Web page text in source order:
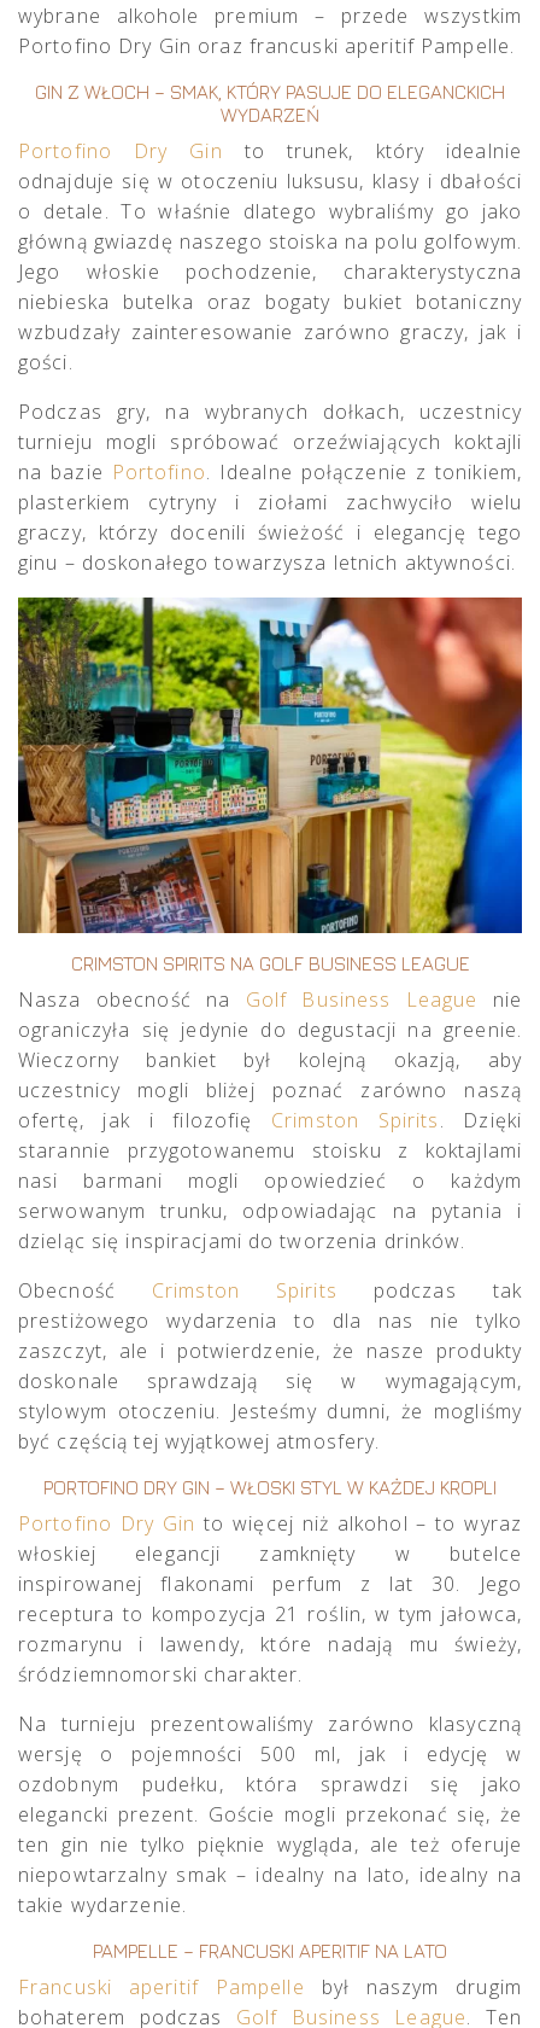
wybrane alkohole premium – przede wszystkim
Portofino Dry Gin oraz francuski aperitif Pampelle.
GIN Z WŁOCH – SMAK, KTÓRY PASUJE DO ELEGANCKICH
WYDARZEŃ
Portofino Dry Gin to trunek, który idealnie
odnajduje się w otoczeniu luksusu, klasy i dbałości
o detale. To właśnie dlatego wybraliśmy go jako
główną gwiazdę naszego stoiska na polu golfowym.
Jego włoskie pochodzenie, charakterystyczna
niebieska butelka oraz bogaty bukiet botaniczny
wzbudzały zainteresowanie zarówno graczy, jak i
gości.
Podczas gry, na wybranych dołkach, uczestnicy
turnieju mogli spróbować orzeźwiających koktajli
na bazie Portofino. Idealne połączenie z tonikiem,
plasterkiem cytryny i ziołami zachwyciło wielu
graczy, którzy docenili świeżość i elegancję tego
ginu – doskonałego towarzysza letnich aktywności.
CRIMSTON SPIRITS NA GOLF BUSINESS LEAGUE
Nasza obecność na Golf Business League
nie
ograniczyła się jedynie do degustacji na greenie.
Wieczorny bankiet był kolejną okazją, aby
uczestnicy mogli bliżej poznać zarówno naszą
ofertę, jak i filozofię Crimston Spirits. Dzięki
starannie przygotowanemu stoisku z koktajlami
nasi barmani mogli opowiedzieć o każdym
serwowanym trunku, odpowiadając na pytania i
dzieląc się inspiracjami do tworzenia drinków.
Obecność Crimston Spirits podczas tak
prestiżowego wydarzenia to dla nas nie tylko
zaszczyt, ale i potwierdzenie, że nasze produkty
doskonale sprawdzają się w wymagającym,
stylowym otoczeniu. Jesteśmy dumni, że mogliśmy
być częścią tej wyjątkowej atmosfery.
PORTOFINO DRY GIN – WŁOSKI STYL W KAŻDEJ KROPLI
Portofino Dry Gin to więcej niż alkohol – to wyraz
włoskiej elegancji zamknięty w butelce
inspirowanej flakonami perfum z lat 30. Jego
receptura to kompozycja 21 roślin, w tym jałowca,
rozmarynu i lawendy, które nadają mu świeży,
śródziemnomorski charakter.
Na turnieju prezentowaliśmy zarówno klasyczną
wersję o pojemności 500 ml, jak i edycję w
ozdobnym pudełku, która sprawdzi się jako
elegancki prezent. Goście mogli przekonać się, że
ten gin nie tylko pięknie wygląda, ale też oferuje
niepowtarzalny smak – idealny na lato, idealny na
takie wydarzenie.
PAMPELLE – FRANCUSKI APERITIF NA LATO
Francuski aperitif Pampelle był naszym drugim
bohaterem podczas Golf Business League. Ten